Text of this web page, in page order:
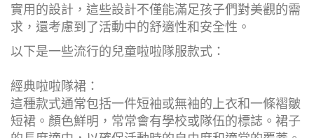
實用的設計，這些設計不僅能滿足孩子們對美觀的需
求，還考慮到了活動中的舒適性和安全性。
以下是一些流行的兒童啦啦隊服款式：
經典啦啦隊裙：
這種款式通常包括一件短袖或無袖的上衣和一條褶皺
短裙。顏色鮮明，常常會有學校或隊伍的標誌。裙子